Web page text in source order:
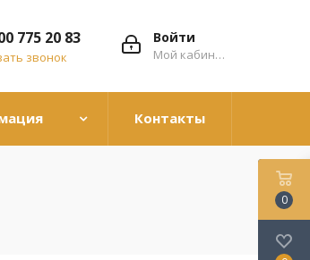
Войти
Мой кабинет
775 20 83
звонок
Контакты
0